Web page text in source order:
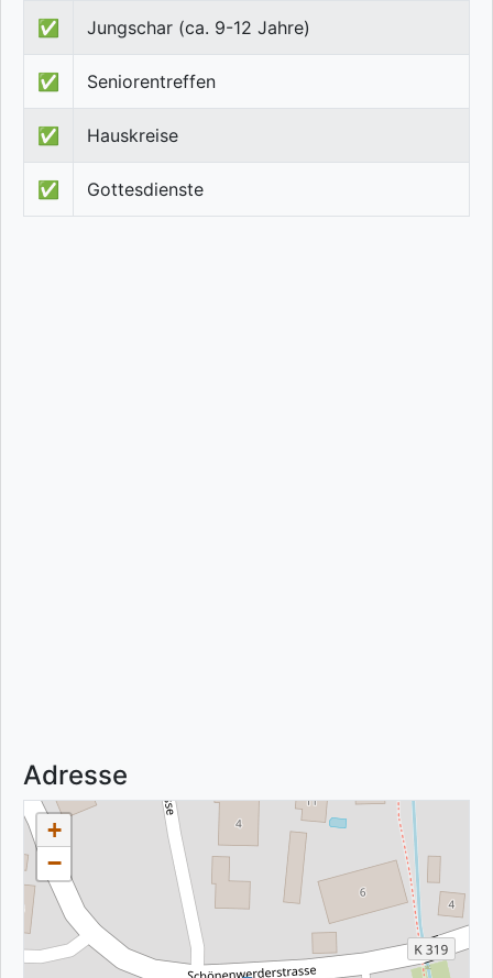
✅ Jungschar (ca. 9-12 Jahre)
✅ Seniorentreffen
✅ Hauskreise
✅ Gottesdienste
Adresse
+
−